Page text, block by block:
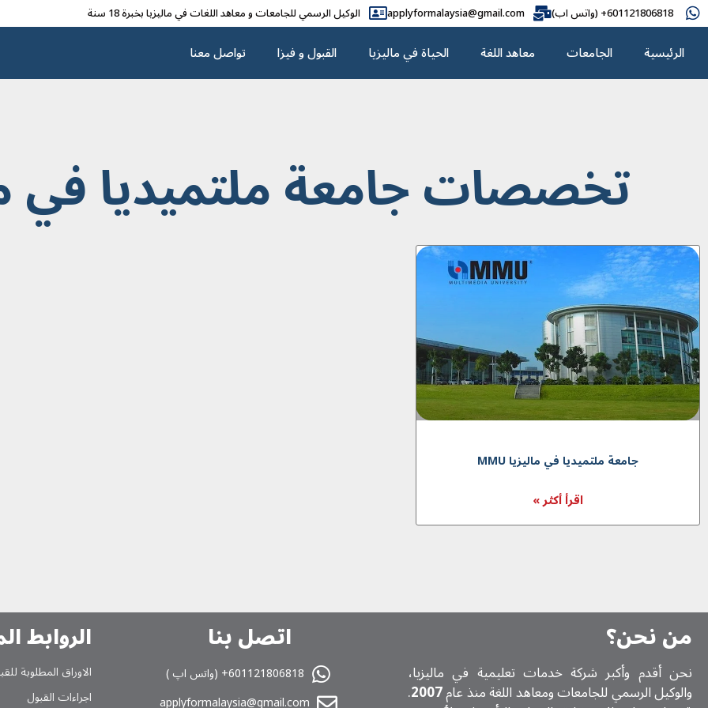
601121806818+ (واتس اب) applyformalaysia@gmail.com الوکیل الرسمي للجامعات و معاهد اللغات في مالیزیا بخبرة 18 سنة
الرئيسية الجامعات معاهد اللغة الحياة في ماليزيا القبول و فیزا تواصل معنا
تخصصات جامعة ملتميديا في
جامعة ملتميديا في ماليزيا MMU
اقرأ أكثر »
من نحن؟
نحن أقدم وأكبر شركة خدمات تعلیمیة في ماليزيا،
والوكيل الرسمي للجامعات ومعاهد اللغة منذ عام2007
.
اتصل بنا
601121806818+ (واتس اپ )
applyformalaysia@gmail.com
الروابط
الاوراق المطلوبة
اجراءات القبول